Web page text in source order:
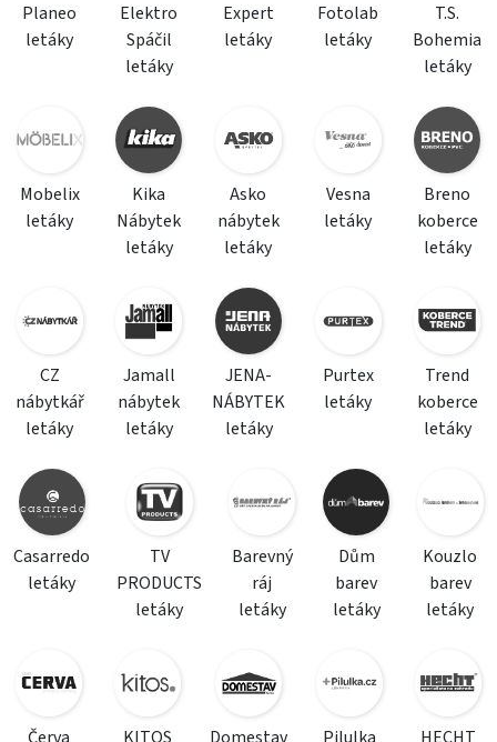
Planeo
letáky
Elektro
Spáčil
letáky
Expert
letáky
Fotolab
letáky
T.S.
Bohemia
letáky
Mobelix
letáky
Kika
Nábytek
letáky
Asko
nábytek
letáky
Vesna
letáky
Breno
koberce
letáky
CZ
nábytkář
letáky
Jamall
nábytek
letáky
JENA-
NÁBYTEK
letáky
Purtex
letáky
Trend
koberce
letáky
Casarredo
letáky
TV
PRODUCTS
letáky
Barevný
ráj
letáky
Dům
barev
letáky
Kouzlo
barev
letáky